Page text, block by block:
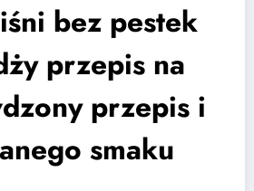
bez pestek
przepis na
przepis i
smaku